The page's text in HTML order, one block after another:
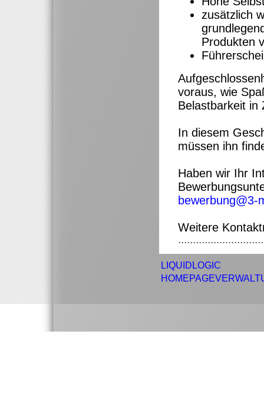
zusätzlich
Produkten
voraus, wie
Belastbarkeit in
In diesem
müssen ihn
Haben wir Ihr
bewerbung@3-
Weitere
LIQUIDLOGIC